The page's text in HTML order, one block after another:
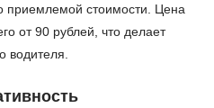
приемлемой стоимости. Цена
от 90 рублей, что делает
водителя.